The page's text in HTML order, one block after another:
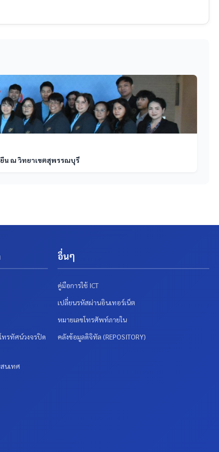
ยืน ณ วิทยาเขตสุพรรณบุรี
รทัศน์วงจรปิด
นเทศ
อื่นๆ
คู่มือการใช้ ICT
เปลี่ยนรหัสผ่านอินเทอร์เน็ต
หมายเลขโทรศัพท์ภายใน
คลังข้อมูลดิจิทัล (REPOSITORY)